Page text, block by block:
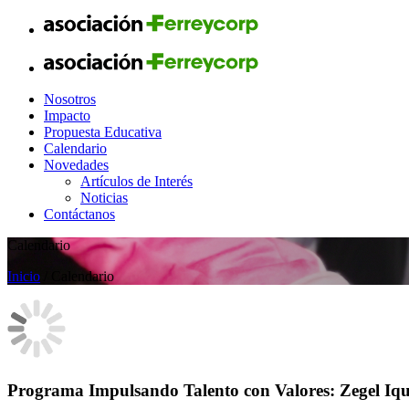
Nosotros
Impacto
Propuesta Educativa
Calendario
Novedades
Artículos de Interés
Noticias
Contáctanos
Calendario
Inicio / Calendario
Programa Impulsando Talento con Valores: Zegel